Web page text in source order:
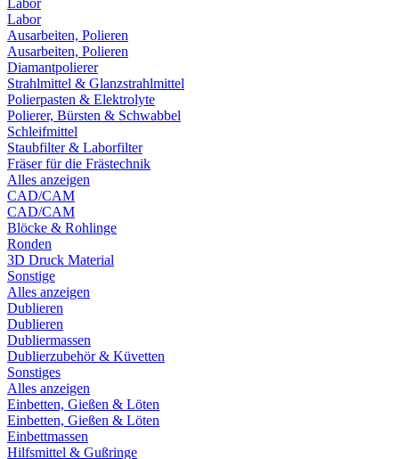
Labor
Labor
Ausarbeiten, Polieren
Ausarbeiten, Polieren
Diamantpolierer
Strahlmittel & Glanzstrahlmittel
Polierpasten & Elektrolyte
Polierer, Bürsten & Schwabbel
Schleifmittel
Staubfilter & Laborfilter
Fräser für die Frästechnik
Alles anzeigen
CAD/CAM
CAD/CAM
Blöcke & Rohlinge
Ronden
3D Druck Material
Sonstige
Alles anzeigen
Dublieren
Dublieren
Dubliermassen
Dublierzubehör & Küvetten
Sonstiges
Alles anzeigen
Einbetten, Gießen & Löten
Einbetten, Gießen & Löten
Einbettmassen
Hilfsmittel & Gußringe